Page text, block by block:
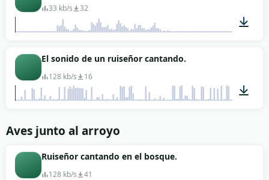
33 kb/s 32
El sonido de un ruiseñor cantando.
128 kb/s 16
Aves junto al arroyo
Ruiseñor cantando en el bosque.
128 kb/s 41